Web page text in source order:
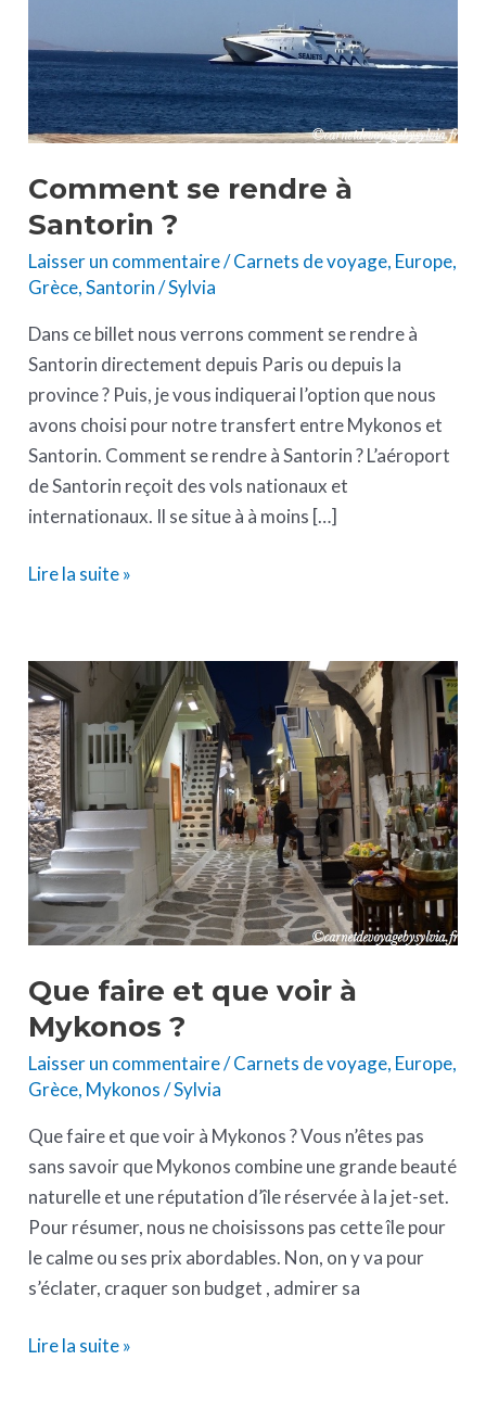
Comment se rendre à
Santorin ?
Laisser un commentaire/Carnets de voyage, Europe,
Grèce,Santorin/Sylvia
Dans ce billet nous verrons comment se rendre à
Santorin directement depuis Paris ou depuis la
province ? Puis, je vous indiquerai l’option que nous
avons choisi pour notre transfert entre Mykonos et
Santorin. Comment se rendre à Santorin ? L’aéroport
de Santorin reçoit des vols nationaux et
internationaux. Il se situe à à moins […]
Lire la suite »
Que faire et que voir à
Mykonos ?
Laisser un commentaire/Carnets de voyage, Europe,
Grèce, Mykonos/Sylvia
Que faire et que voir à Mykonos ? Vous n’êtes pas
sans savoir que Mykonos combine une grande beauté
naturelle et une réputation d’île réservée à la jet-set.
Pour résumer, nous ne choisissons pas cette île pour
le calme ou ses prix abordables. Non, on y va pour
s’éclater, craquer son budget , admirer sa
Que
faire
et
que
voir
à
Mykonos
?
Lire la suite »